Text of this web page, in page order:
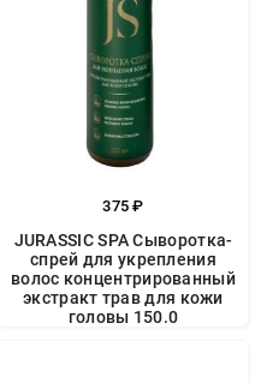
375 ₽
JURASSIC SPA Сыворотка-
спрей для укрепления
волос концентрированный
экстракт трав для кожи
головы 150.0